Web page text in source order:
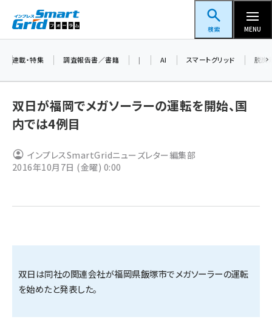
ン
スマートグリッドフォーラム
検索 MENU
新井 (358)
新井宏征 (294)
大串 (222)
aitras (185)
タンデム (149)
連載・特集 調査報告書／書籍 | AI スマートグリッド 脱炭
双日が福岡でメガソーラーの運転を開始、国
内では4例目
インプレスSmartGridニューズレター編集部
2016年10月7日 (金曜) 0:00
双日は同社の関連会社が福岡県飯塚市でメガソーラーの運転
を始めたと発表した。